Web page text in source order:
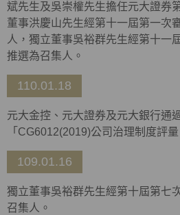
斌先生及吳崇權先生擔任元大證券
董事洪慶山先生經第十一屆第一次
人，獨立董事吳裕群先生經第十一
推選為召集人。
110.01.18
元大金控、元大證券及元大銀行通
「CG6012(2019)公司治理制度評
109.01.16
獨立董事吳裕群先生經第十屆第七
召集人。